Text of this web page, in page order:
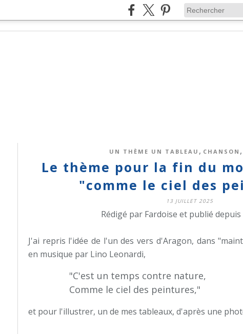
UN THÈME UN TABLEAU , CHANSON ,
Le thème pour la fin du
"comme le ciel des
13 JUILLET 2025
Rédigé par Fardoise et publié
J'ai repris l'idée de l'un des vers d'Aragon, dans
en musique par Lino Leonardi,
"C'est un temps contre nature,
Comme le ciel des peintures,"
et pour l'illustrer, un de mes tableaux, d'après une